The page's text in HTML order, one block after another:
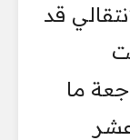
قد
ما